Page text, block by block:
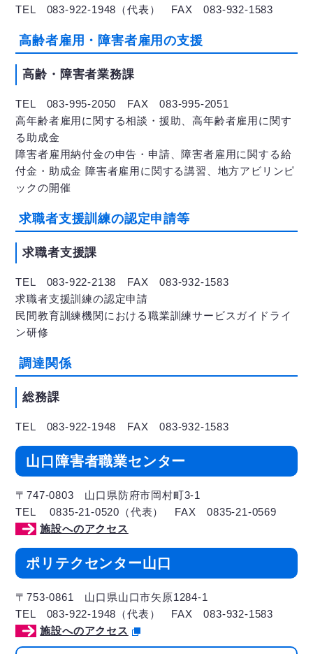
TEL 083-922-1948（代表） FAX 083-932-1583
高齢者雇用・障害者雇用の支援
高齢・障害者業務課
TEL 083-995-2050 FAX 083-995-2051
高年齢者雇用に関する相談・援助、高年齢者雇用に関す
る助成金
障害者雇用納付金の申告・申請、障害者雇用に関する給
付金・助成金 障害者雇用に関する講習、地方アビリンピ
ックの開催
求職者支援訓練の認定申請等
求職者支援課
TEL 083-922-2138 FAX 083-932-1583
求職者支援訓練の認定申請
民間教育訓練機関における職業訓練サービスガイドライ
ン研修
調達関係
総務課
TEL 083-922-1948 FAX 083-932-1583
山口障害者職業センター
〒747-0803 山口県防府市岡村町3-1
TEL 0835-21-0520（代表） FAX 0835-21-0569
施設へのアクセス
ポリテクセンター山口
〒753-0861 山口県山口市矢原1284-1
TEL 083-922-1948（代表） FAX 083-932-1583
施設へのアクセス